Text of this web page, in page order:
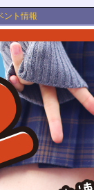
ント情報